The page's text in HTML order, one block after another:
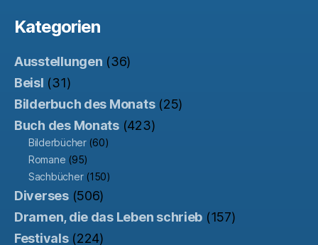
Kategorien
Ausstellungen (36)
Beisl (31)
Bilderbuch des Monats(25)
Buch des Monats(423)
Bilderbücher(60)
Romane (95)
Sachbücher(150)
Diverses(506)
Dramen, die das Leben schrieb (157)
Festivals(224)